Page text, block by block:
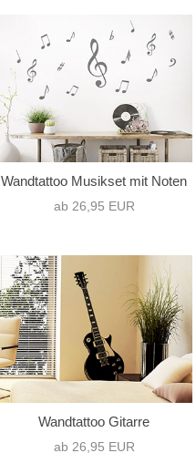
Wandtattoo Musikset mit Noten
ab 26,95 EUR
Wandtattoo Gitarre
ab 26,95 EUR